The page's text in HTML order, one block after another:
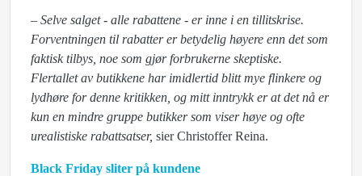
– Selve salget - alle rabattene - er inne i en tillitskrise.
Forventningen til rabatter er betydelig høyere enn det som
faktisk tilbys, noe som gjør forbrukerne skeptiske.
Flertallet av butikkene har imidlertid blitt mye flinkere og
lydhøre for denne kritikken, og mitt inntrykk er at det nå er
kun en mindre gruppe butikker som viser høye og ofte
urealistiske rabattsatser, sier Christoffer Reina.
Black Friday sliter på kundene